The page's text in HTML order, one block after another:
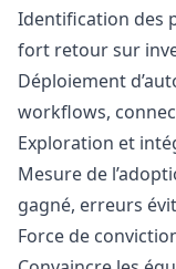
Identification des
fort retour sur
Déploiement
workflows,
Exploration et
Mesure de
gagné, erreurs
Force de